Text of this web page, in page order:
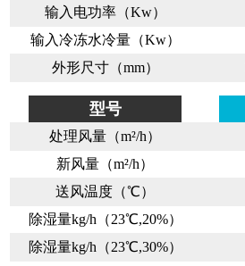
输入电功率（Kw）
输入冷冻水冷量（Kw）
外形尺寸（mm）
型号
处理风量（m²/h）
新风量（m²/h）
送风温度（℃）
除湿量kg/h（23℃,20%）
除湿量kg/h（23℃,30%）